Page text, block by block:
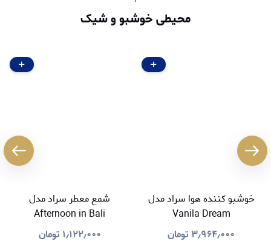
محیطی خوشبو و شیک
خوشبو کننده هوا سراد مدل
Vanila Dream
۳٫۹۶۴٫۰۰۰ تومان
شمع معطر سراد مدل
Afternoon in Bali
۱٫۱۲۲٫۰۰۰ تومان